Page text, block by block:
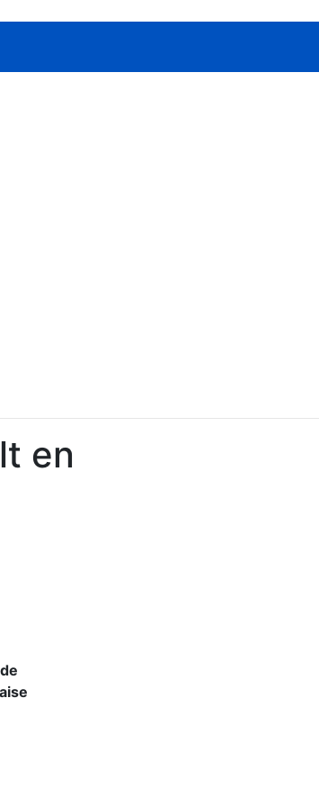
en